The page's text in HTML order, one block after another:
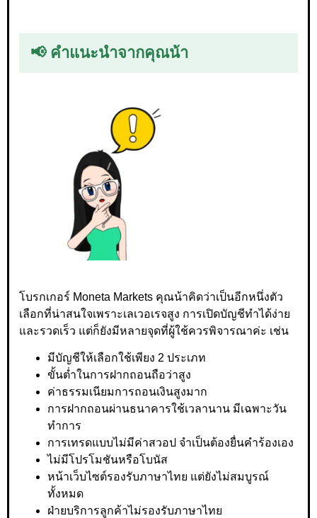
📢 คำแนะนำจากคุณน้า
โบรกเกอร์ Moneta Markets คุณน้าคิดว่าเป็นอีกหนึ่งตัว
เลือกที่น่าสนใจเพราะเลเวอเรจสูง การเปิดบัญชีทำได้ง่าย
และรวดเร็ว แต่ก็ยังมีหลายจุดที่ผู้ใช้ควรพิจารณาค่ะ เช่น
มีบัญชีให้เลือกใช้เพียง 2 ประเภท
ขั้นต่ำในการฝากถอนถือว่าสูง
ค่าธรรมเนียมการถอนเงินสูงมาก
การฝากถอนผ่านธนาคารใช้เวลานาน มีเฉพาะวัน
ทำการ
การเทรดแบบไม่มีค่าสวอป จำเป็นต้องยื่นคำร้องเอง
ไม่มีโปรโมชันหรือโบนัส
หน้าเว็บไซต์รองรับภาษาไทย แต่ยังไม่สมบูรณ์
ทั้งหมด
ฝ่ายบริการลูกค้าไม่รองรับภาษาไทย